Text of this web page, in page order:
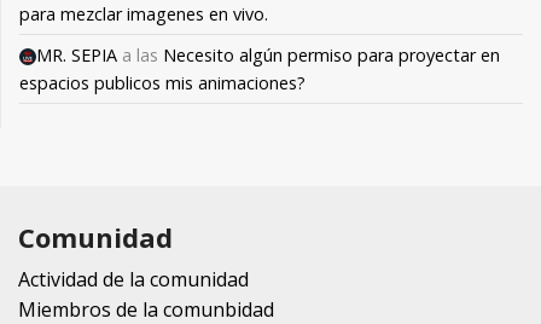
para mezclar imagenes en vivo.
MR. SEPIA a las Necesito algún permiso para proyectar en
espacios publicos mis animaciones?
Comunidad
Actividad de la comunidad
Miembros de la comunbidad